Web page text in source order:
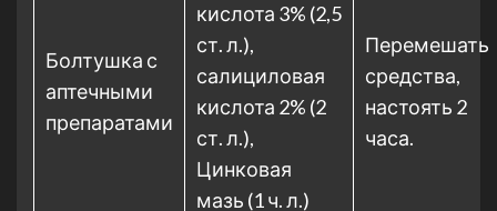
Болтушка с
аптечными
препаратами
кислота 3% (2,5
ст. л.),
салициловая
кислота 2% (2
ст. л.),
Цинковая
мазь (1 ч. л.)
Перемешать
средства,
настоять 2
часа.